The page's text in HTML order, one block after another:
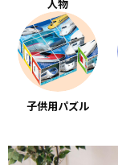
人物
子供用パズル